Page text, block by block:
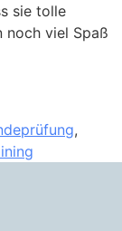
sie tolle
noch viel Spaß
,